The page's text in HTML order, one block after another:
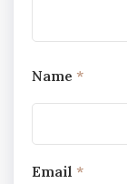
Name *
Email *